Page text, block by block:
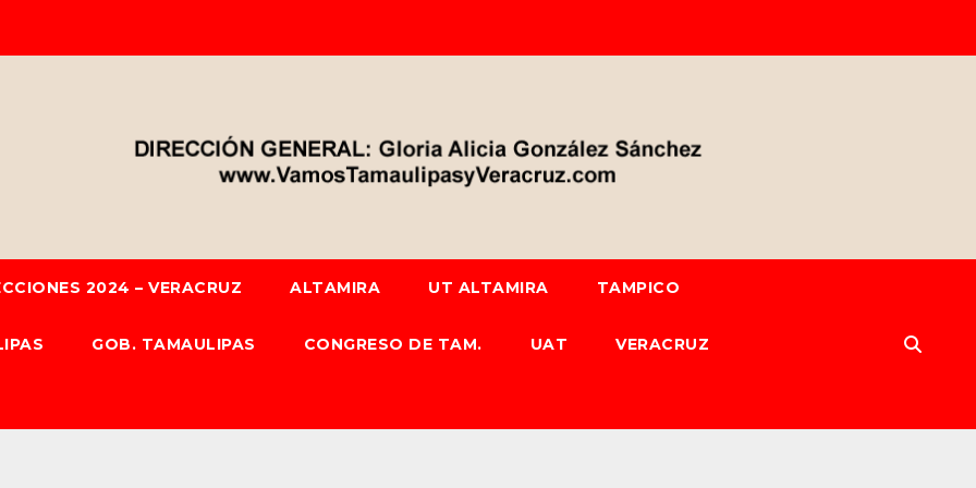
2024 – VERACRUZ ALTAMIRA UT ALTAMIRA TAMPICO
GOB. TAMAULIPAS CONGRESO DE TAM. UAT VERACRUZ